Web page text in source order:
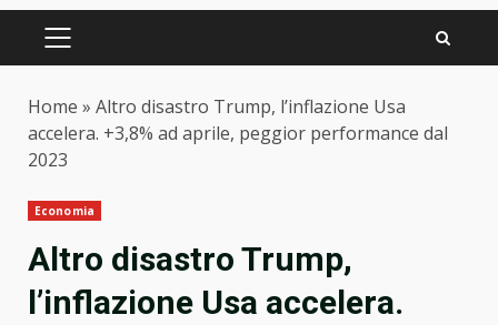
PRIMARY
Home » Altro disastro Trump, l’inflazione Usa
accelera. +3,8% ad aprile, peggior performance dal
2023
Economia
Altro disastro Trump,
l’inflazione Usa accelera.